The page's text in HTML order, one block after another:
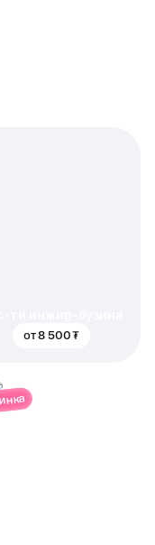
от8 500 ₮